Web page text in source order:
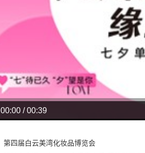
00:00 / 00:39
第四届白云美湾化妆品博览会